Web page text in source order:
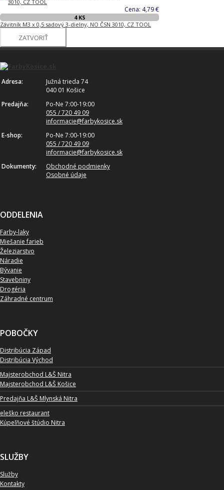
Cena: 4,79 €
4 KS
Závitník M3 x 0,5 sadový 3-dielny, NO ČSN 3010, CZ TOOL
ZATVORIŤ
Adresa:
Južná trieda 74
040 01 Košice
Predajňa:
Po-Ne 7:00-19:00
055 / 720 49 09
informacie@farbykosice.sk
E-shop:
Po-Ne 7:00-19:00
055 / 720 49 09
informacie@farbykosice.sk
Dokumenty:
Obchodné podmienky
Osobné údaje
ODDELENIA
Farby-laky
Miešanie farieb
Železiarstvo
Náradie
Bývanie
Stavebniny
Drogéria
Záhradné centrum
POBOČKY
Distribúcia Západ
Distribúcia Východ
Majsterobchod L&Š Nitra
Majsterobchod L&Š Košice
Predajňa L&Š Mlynská Nitra
eleško restaurant
Kúpeľňové štúdio Nitra
SLUŽBY
Služby
Kontakty